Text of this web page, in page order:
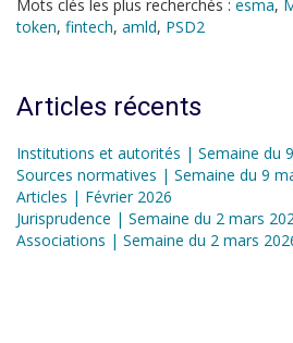
Mots clés les plus recherchés : esma,
token, fintech, amld, PSD2
Articles récents
Institutions et autorités | Semaine du
Sources normatives | Semaine du 9
Articles | Février 2026
Jurisprudence | Semaine du 2 mars
Associations | Semaine du 2 mars